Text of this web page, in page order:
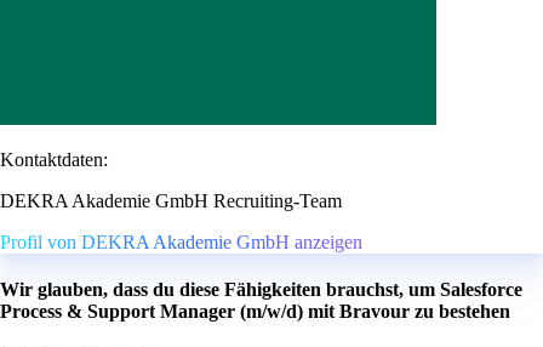
Kontaktdaten:
DEKRA Akademie GmbH Recruiting-Team
Profil von DEKRA Akademie GmbH anzeigen
Wir glauben, dass du diese Fähigkeiten brauchst, um Salesforce
Process & Support Manager (m/w/d) mit Bravour zu bestehen